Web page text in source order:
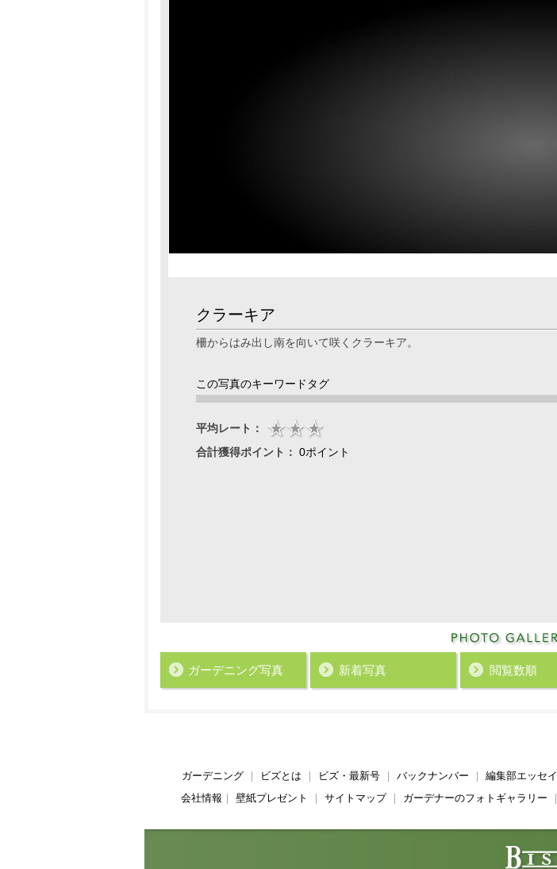
クラーキア
柵からはみ出し南を向いて咲くクラーキア。
この写真のキーワードタグ
平均レート：
合計獲得ポイント： 0ポイント
ガーデニング写真 新着写真 閲覧数順
ガーデニング｜ ビズとは ビズ・最新号｜ バックナンバー 編集部エッセイ
会社情報
壁紙プレゼント サイトマップ｜ ガーデナーのフォトギャラリー